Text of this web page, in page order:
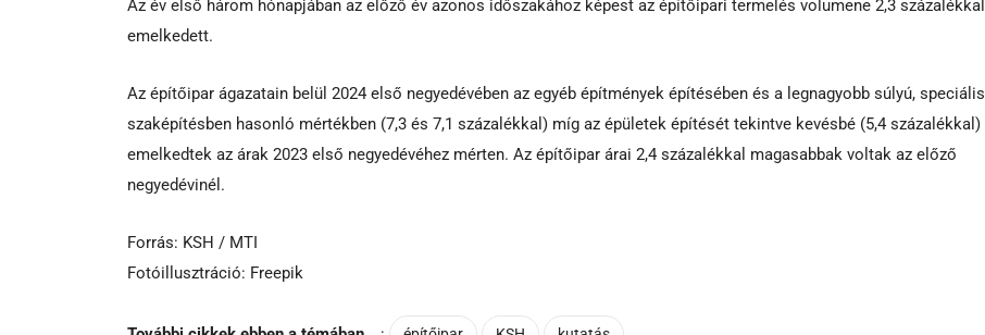
Az év első három hónapjában az előző év azonos időszakához képest az építőipari termelés volumene 2,3 százalékkal
emelkedett.
Az építőipar ágazatain belül 2024 első negyedévében az egyéb építmények építésében és a legnagyobb súlyú, speciális
szaképítésben hasonló mértékben (7,3 és 7,1 százalékkal) míg az épületek építését tekintve kevésbé (5,4 százalékkal)
emelkedtek az árak 2023 első negyedévéhez mérten. Az építőipar árai 2,4 százalékkal magasabbak voltak az előző
negyedévinél.
Forrás: KSH / MTI
Fotóillusztráció: Freepik